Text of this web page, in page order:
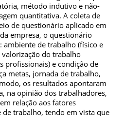
método indutivo e não-
quantitativa. A coleta de
de questionário aplicado em
empresa, o questionário
ambiente de trabalho (físico e
do trabalho
profissionais) e condição de
metas, jornada de trabalho,
os resultados apontaram
na opinião dos trabalhadores,
relação aos fatores
de trabalho, tendo em vista que